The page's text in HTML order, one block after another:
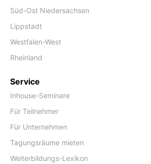
Süd-Ost Niedersachsen
Lippstadt
Westfalen-West
Rheinland
Service
Inhouse-Seminare
Für Teilnehmer
Für Unternehmen
Tagungsräume mieten
Weiterbildungs-Lexikon